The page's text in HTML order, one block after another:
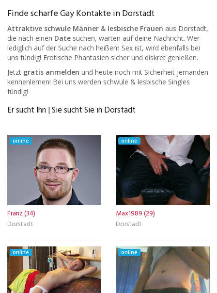
Finde scharfe Gay Kontakte in Dorstadt
Attraktive schwule Männer & lesbische Frauen aus Dorstadt,
die nach einen Date suchen, warten auf deine Nachricht. Wer
lediglich auf der Suche nach heißem Sex ist, wird ebenfalls bei
uns fündig! Erotische Phantasien sicher und diskret genießen.
Jetzt gratis anmelden und heute noch mit Sicherheit jemanden
kennenlernen! Bei uns werden schwule & lesbische Singles
fündig!
Er sucht Ihn | Sie sucht Sie in Dorstadt
online
Franz (34)
Dorstadt
online
Max1989 (29)
Dorstadt
online online